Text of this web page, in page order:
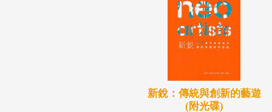
新銳：傳統與創新的藝遊
(附光碟)